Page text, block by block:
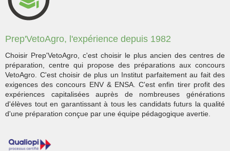
Prep'VetoAgro, l'expérience depuis 1982
Choisir Prep'VetoAgro, c'est choisir le plus ancien des centres de
préparation, centre qui propose des préparations aux concours
VetoAgro. C'est choisir de plus un Institut parfaitement au fait des
exigences des concours ENV & ENSA. C'est enfin tirer profit des
expériences capitalisées auprès de nombreuses générations
d'élèves tout en garantissant à tous les candidats futurs la qualité
d'une préparation conçue par une équipe pédagogique avertie.